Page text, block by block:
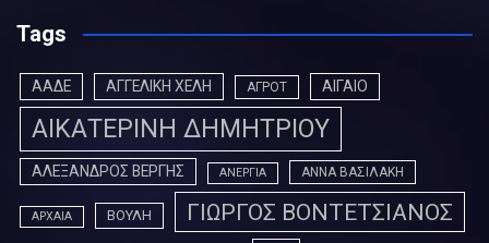
Tags
ΑΑΔΕ ΑΓΓΕΛΙΚΗ ΧΕΛΗ ΑΓΡΟΤ ΑΙΓΑΙΟ
ΑΙΚΑΤΕΡΙΝΗ ΔΗΜΗΤΡΙΟΥ
ΑΛΕΞΑΝΔΡΟΣ ΒΕΡΓΗΣ ΑΝΕΡΓΙΑ ΑΝΝΑ ΒΑΣΙΛΑΚΗ
ΑΡΧΑΙΑ ΒΟΥΛΗ ΓΙΩΡΓΟΣ ΒΟΝΤΕΤΣΙΑΝΟΣ